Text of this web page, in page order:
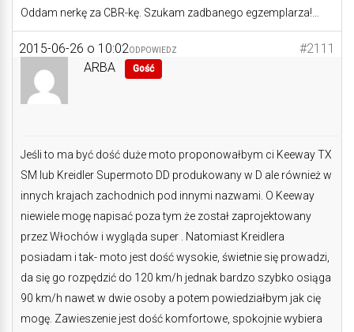
Oddam nerkę za CBR-kę. Szukam zadbanego egzemplarza!…
2015-06-26 o 10:02 #2111
ODPOWIEDZ
ARBA Gość
Jeśli to ma być dość duże moto proponowałbym ci Keeway TX
SM lub Kreidler Supermoto DD produkowany w D ale również w
innych krajach zachodnich pod innymi nazwami. O Keeway
niewiele mogę napisać poza tym że został zaprojektowany
przez Włochów i wygląda super . Natomiast Kreidlera
posiadam i tak- moto jest dość wysokie, świetnie się prowadzi,
da się go rozpędzić do 120 km/h jednak bardzo szybko osiąga
90 km/h nawet w dwie osoby a potem powiedziałbym jak cię
mogę. Zawieszenie jest dość komfortowe, spokojnie wybiera